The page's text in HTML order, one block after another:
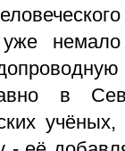
уже
в